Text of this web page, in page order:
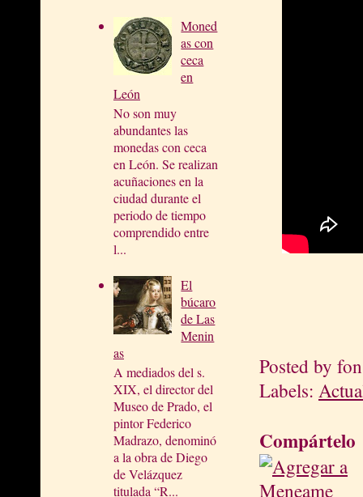
Moned
as con
ceca
en
León
No son muy
abundantes las
monedas con ceca
en León. Se realizan
acuñaciones en la
ciudad durante el
periodo de tiempo
comprendido entre
l...
El
búcaro
de Las
Menin
as
A mediados del s.
XIX, el director del
Museo de Prado, el
pintor Federico
Madrazo, denominó
a la obra de Diego
de Velázquez
titulada “R...
Posted by
Labels:
Compártelo